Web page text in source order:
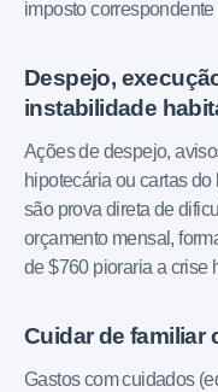
imposto
Despejo,
instabilidade
Ações de despejo,
hipotecária ou cartas
são prova direta de
orçamento mensal,
de $760 pioraria a crise
Cuidar de familiar
Gastos com cuidados